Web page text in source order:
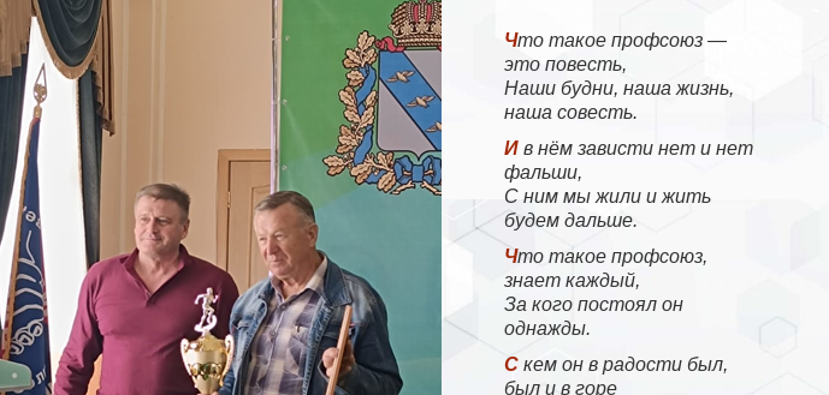
Что такое профсоюз —
это повесть,
Наши будни, наша жизнь,
наша совесть.
И в нём зависти нет и нет
фальши,
С ним мы жили и жить
будем дальше.
Что такое профсоюз,
знает каждый,
За кого постоял он
однажды.
С кем он в радости был,
был и в горе